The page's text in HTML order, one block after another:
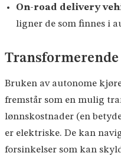
On-road delivery
ligner de som finnes i
Transformerende
Bruken av autonome
fremstår som en mulig
lønnskostnader (en
er elektriske. De kan
forsinkelser som kan